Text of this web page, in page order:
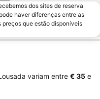
dos sites de reserva
haver diferenças entre as
que estão disponíveis
variam entre ‎€ 35 e